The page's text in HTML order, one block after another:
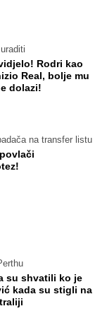
Rodri kao
Real, bolje mu
dolazi!
na transfer listu
su shvatili ko je
kada su stigli na